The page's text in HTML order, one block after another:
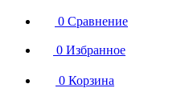
0 Сравнение
0 Избранное
0 Корзина